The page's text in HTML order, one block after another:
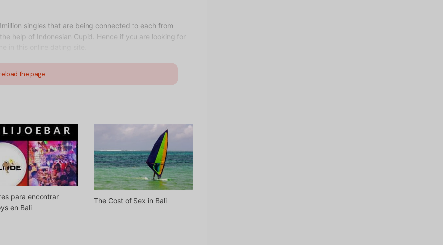
singles that are being connected to each from
help of Indonesian Cupid. Hence if you are looking for
the page.
para encontrar
en Bali
The Cost of Sex in Bali